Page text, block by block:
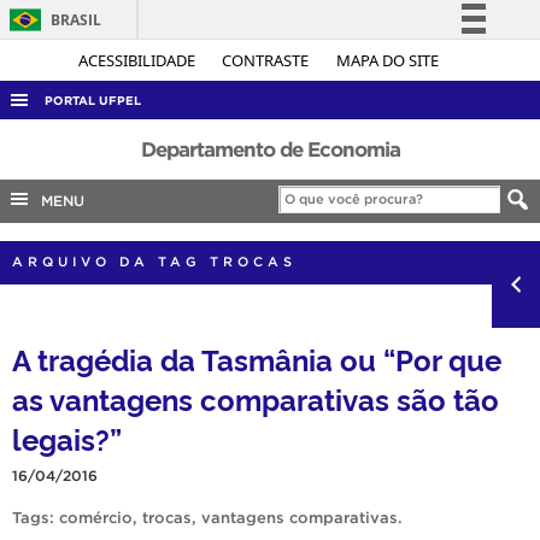
ACESSIBILIDADE CONTRASTE MAPA DO SITE
BRASIL
Simplifique!
Legislação
Canais
PORTAL UFPEL
ACESSO À INFORMAÇÃO
AUDITORIA
COBALTO
CONCURSOS
PORTARIAS
TELEFONES
Departamento de Economia
MENU
ARQUIVO DA TAG TROCAS
A tragédia da Tasmânia ou “Por que
as vantagens comparativas são tão
legais?”
16/04/2016
Tags: comércio, trocas, vantagens comparativas.